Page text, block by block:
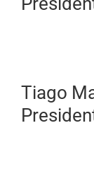
Tiago